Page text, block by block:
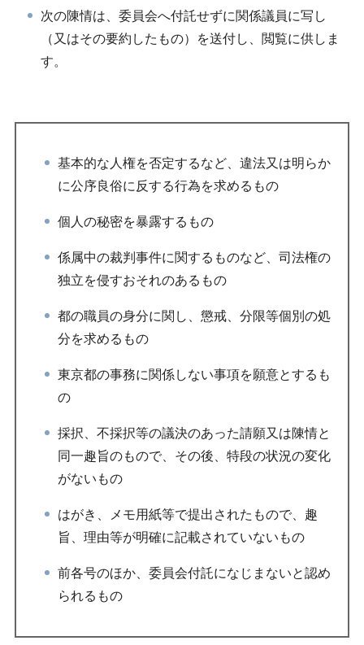
次の陳情は、委員会へ付託せずに関係議員に写し
（又はその要約したもの）を送付し、閲覧に供しま
す。
基本的な人権を否定するなど、違法又は明らか
に公序良俗に反する行為を求めるもの
個人の秘密を暴露するもの
係属中の裁判事件に関するものなど、司法権の
独立を侵すおそれのあるもの
都の職員の身分に関し、懲戒、分限等個別の処
分を求めるもの
東京都の事務に関係しない事項を願意とするも
の
採択、不採択等の議決のあった請願又は陳情と
同一趣旨のもので、その後、特段の状況の変化
がないもの
はがき、メモ用紙等で提出されたもので、趣
旨、理由等が明確に記載されていないもの
前各号のほか、委員会付託になじまないと認め
られるもの